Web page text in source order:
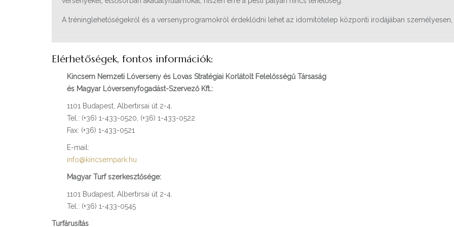
A tréninglehetőségekről és a versenyprogramokról érdeklődni lehet az idomítótelep központi irodájában
Elérhetőségek, fontos információk:
Kincsem Nemzeti Lóverseny és Lovas Stratégiai Korlátolt Felelősségű Társaság
és Magyar Lóversenyfogadást-Szervező Kft.:
1101 Budapest, Albertirsai út 2-4.
Tel.: (+36) 1-433-0520, (+36) 1-433-0522
Fax: (+36) 1-433-0521
E-mail:
info@kincsempark.hu
Magyar Turf szerkesztősége:
1101 Budapest, Albertirsai út 2-4.
Tel.: (+36) 1-433-0545
Turfárusítás